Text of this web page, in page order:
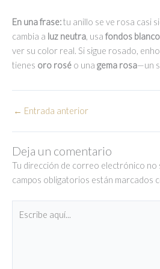
En una frase:tu anillo se ve rosa casi
cambia a luz neutra, usa fondos
ver su color real. Si sigue rosado,
tienes oro rosé o una gema rosa—un
← Entrada anterior
Deja un comentario
Tu dirección de correo electrónico no
campos obligatorios están marcados
aquí...